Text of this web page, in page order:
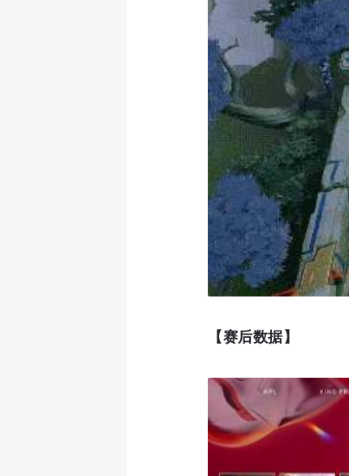
【赛后数据】